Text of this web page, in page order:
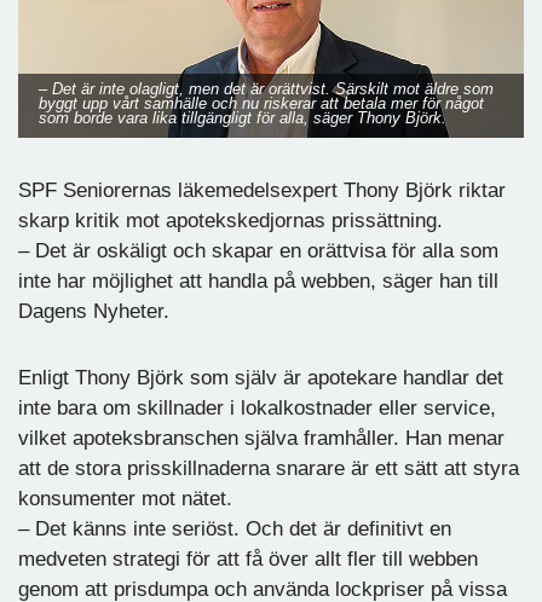
– Det är inte olagligt, men det är orättvist. Särskilt mot äldre som
byggt upp vårt samhälle och nu riskerar att betala mer för något
som borde vara lika tillgängligt för alla, säger Thony Björk.
SPF Seniorernas läkemedelsexpert Thony Björk riktar
skarp kritik mot apotekskedjornas prissättning.
– Det är oskäligt och skapar en orättvisa för alla som
inte har möjlighet att handla på webben, säger han till
Dagens Nyheter.
Enligt Thony Björk som själv är apotekare handlar det
inte bara om skillnader i lokalkostnader eller service,
vilket apoteksbranschen själva framhåller. Han menar
att de stora prisskillnaderna snarare är ett sätt att styra
konsumenter mot nätet.
– Det känns inte seriöst. Och det är definitivt en
medveten strategi för att få över allt fler till webben
genom att prisdumpa och använda lockpriser på vissa